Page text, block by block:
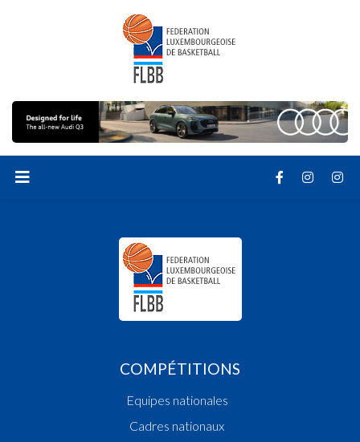
COMPÉTITIONS
Equipes nationales
Cadres nationaux